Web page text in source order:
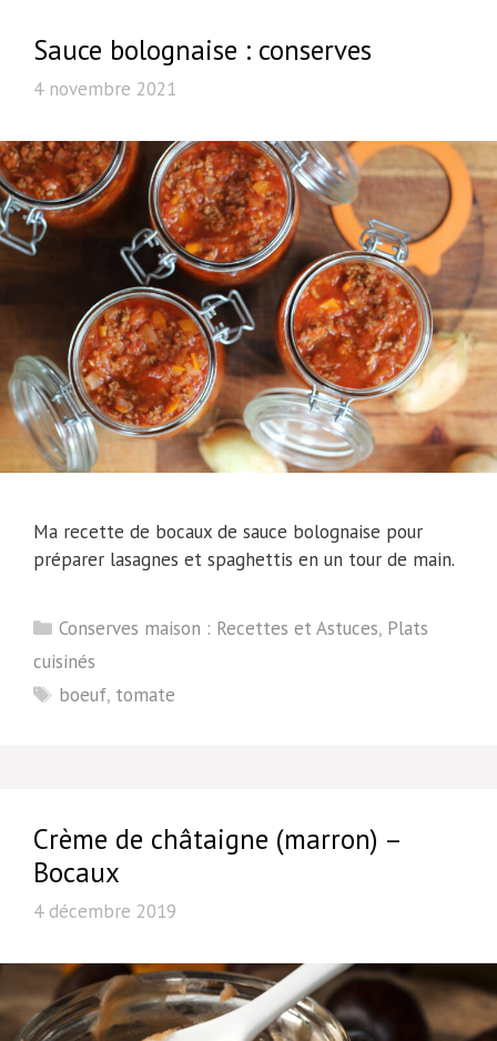
Sauce bolognaise : conserves
4 novembre 2021
Ma recette de bocaux de sauce bolognaise pour
préparer lasagnes et spaghettis en un tour de main.
Catégories
Conserves maison : Recettes et Astuces, Plats
cuisinés
Étiquettes
boeuf, tomate
Crème de châtaigne (marron) –
Bocaux
4 décembre 2019